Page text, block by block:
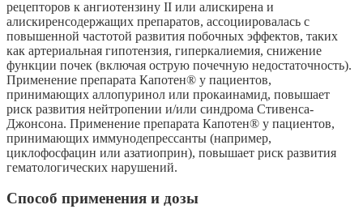
рецепторов к ангиотензину II или алискирена и
алискиренсодержащих препаратов, ассоциировалась с
повышенной частотой развития побочных эффектов, таких
как артериальная гипотензия, гиперкалиемия, снижение
функции почек (включая острую почечную недостаточность).
Применение препарата Капотен® у пациентов,
принимающих аллопуринол или прокаинамид, повышает
риск развития нейтропении и/или синдрома Стивенса-
Джонсона. Применение препарата Капотен® у пациентов,
принимающих иммунодепрессанты (например,
циклофосфацин или азатиоприн), повышает риск развития
гематологических нарушений.
Способ применения и дозы